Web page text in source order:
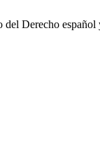
Derecho español